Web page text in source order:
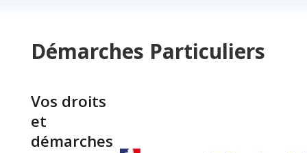
Démarches Particuliers
Vos droits
et
démarches